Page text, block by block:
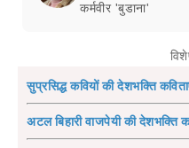
कर्मवीर 'बुडाना'
सुप्रसिद्ध कवियों की देशभक्ति
अटल बिहारी वाजपेयी की देशभक्ति